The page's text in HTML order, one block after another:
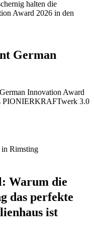
German
Innovation Award
PIONIERKRAFTwerk 3.0
Warum die
das perfekte
ist